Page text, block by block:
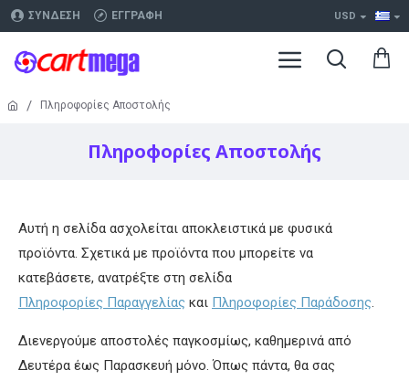
ΣΎΝΔΕΣΗ ΕΓΓΡΑΦΉ USD
Πληροφορίες Αποστολής
Πληροφορίες Αποστολής
Αυτή η σελίδα ασχολείται αποκλειστικά με φυσικά
προϊόντα. Σχετικά με προϊόντα που μπορείτε να
κατεβάσετε, ανατρέξτε στη σελίδα
Πληροφορίες Παραγγελίας και Πληροφορίες Παράδοσης.
Διενεργούμε αποστολές παγκοσμίως, καθημερινά από
Δευτέρα έως Παρασκευή μόνο. Όπως πάντα, θα σας